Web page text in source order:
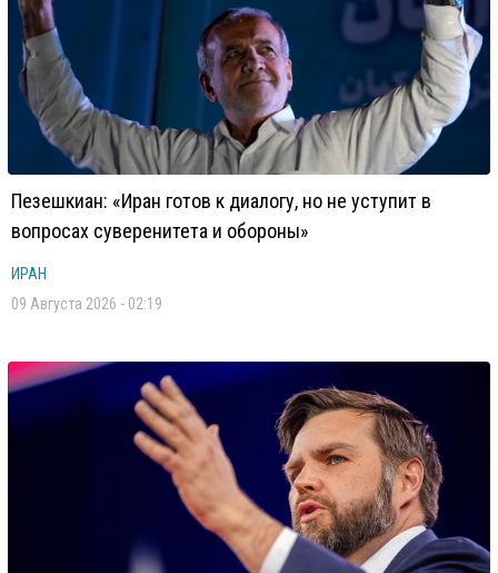
Пезешкиан: «Иран готов к диалогу, но не уступит в
вопросах суверенитета и обороны»
ИРАН
09 Августа 2026 - 02:19